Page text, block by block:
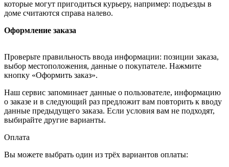
которые могут пригодиться курьеру, например: подъезды в
доме считаются справа налево.
Оформление заказа
Проверьте правильность ввода информации: позиции заказа,
выбор местоположения, данные о покупателе. Нажмите
кнопку «Оформить заказ».
Наш сервис запоминает данные о пользователе, информацию
о заказе и в следующий раз предложит вам повторить к вводу
данные предыдущего заказа. Если условия вам не подходят,
выбирайте другие варианты.
Оплата
Вы можете выбрать один из трёх вариантов оплаты: